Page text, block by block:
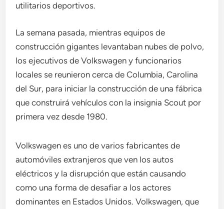
utilitarios deportivos.
La semana pasada, mientras equipos de
construcción gigantes levantaban nubes de polvo,
los ejecutivos de Volkswagen y funcionarios
locales se reunieron cerca de Columbia, Carolina
del Sur, para iniciar la construcción de una fábrica
que construirá vehículos con la insignia Scout por
primera vez desde 1980.
Volkswagen es uno de varios fabricantes de
automóviles extranjeros que ven los autos
eléctricos y la disrupción que están causando
como una forma de desafiar a los actores
dominantes en Estados Unidos. Volkswagen, que